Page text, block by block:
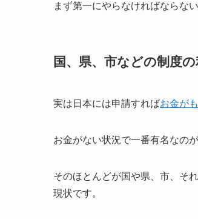
まず第一にやらなければならな
国、県、市などの制度の
実は日本には申請すればお金が
お金がない状況で一番有名なのが
そのほとんどが国や県、市、そ
現状です。